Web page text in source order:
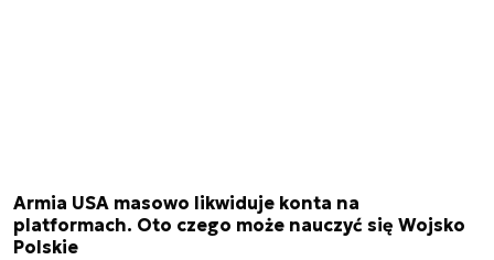
Armia USA masowo likwiduje konta na
platformach. Oto czego może nauczyć się Wojsko
Polskie